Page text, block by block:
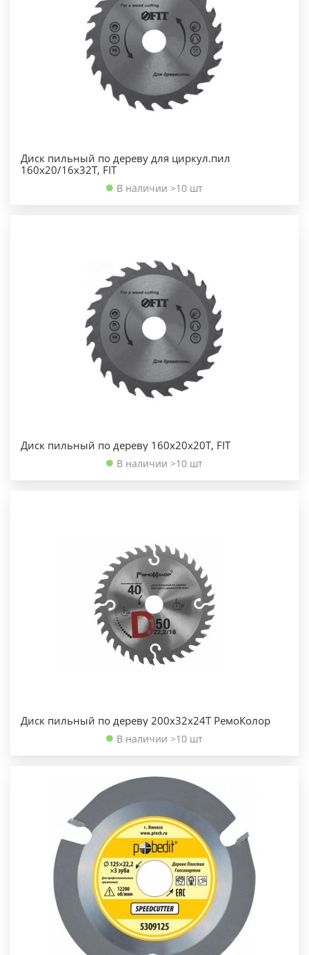
Диск пильный по дереву для циркул.пил
160х20/16х32Т, FIT
В наличии >10 шт
Диск пильный по дереву 160х20х20Т, FIT
В наличии >10 шт
Диск пильный по дереву 200х32х24Т РемоКолор
В наличии >10 шт